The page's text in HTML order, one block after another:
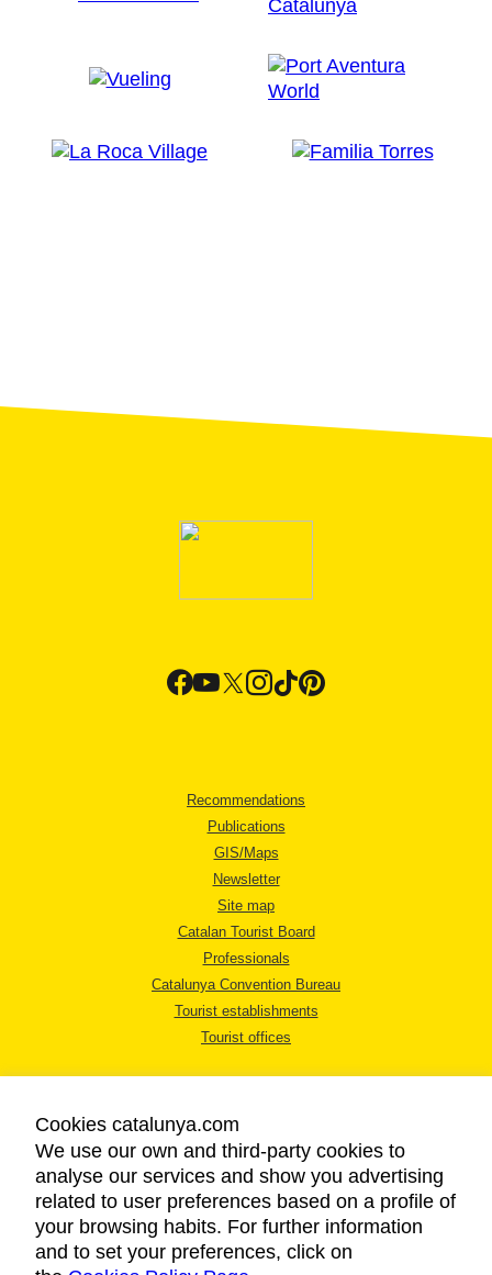
Recommendations
Publications
GIS/Maps
Newsletter
Site map
Catalan Tourist Board
Professionals
Catalunya Convention Bureau
Tourist establishments
Tourist offices
LEGAL NOTICE
PRIVACY POLICY
COOKIES POLICY
Cookies catalunya.com
We use our own and third-party cookies to
analyse our services and show you advertising
related to user preferences based on a profile of
your browsing habits. For further information
and to set your preferences, click on